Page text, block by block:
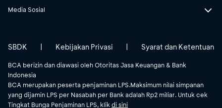
Media Sosial
BCA berizin dan diawasi oleh Otoritas Jasa Keuangan & Bank
Indonesia
BCA merupakan peserta penjaminan LPS.Maksimum nilai simpanan
yang dijamin LPS per Nasabah per Bank adalah Rp2 miliar. Untuk cek
Tingkat Bunga Penjaminan LPS, klik di sini
SBDK | Kebijakan Privasi | Syarat dan Ketentuan